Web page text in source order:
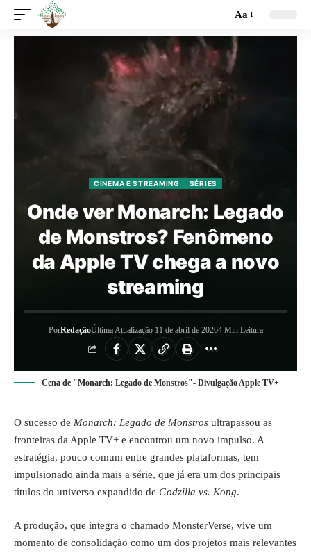
Aa
CINEMA E STREAMING SÉRIES
Onde ver Monarch: Legado
de Monstros? Fenômeno
da Apple TV chega a novo
streaming
PorRedaçãoÚltima Atualização 11 de abril de 20264 Min Leitura
Cena de "Monarch: Legado de Monstros"- Divulgação Apple TV+
O sucesso de Monarch: Legado de Monstros ultrapassou as
fronteiras da Apple TV+ e encontrou um novo impulso. A
estratégia, pouco comum entre grandes plataformas, tem
impulsionado ainda mais a série, que já era um dos principais
títulos do universo expandido de Godzilla vs. Kong.
A produção, que integra o chamado MonsterVerse, vive um
momento de consolidação como um dos projetos mais relevantes